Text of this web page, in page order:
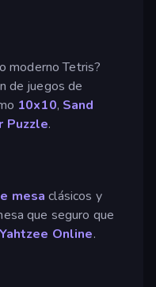
moderno Tetris?
de juegos de
10x10, Sand
Puzzle.
mesaclásicos y
que seguro que
Yahtzee Online.